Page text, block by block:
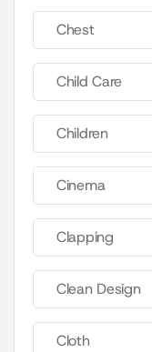
Chest
Child Care
Children
Cinema
Clapping
Clean Design
Cloth